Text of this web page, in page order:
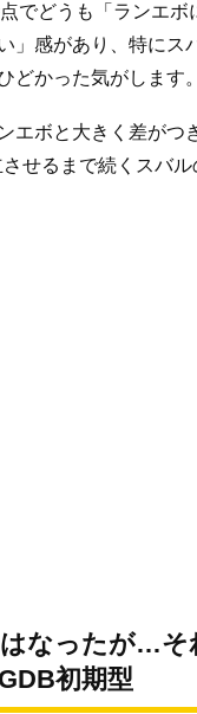
でどうも「ランエボ
」感があり、特にス
どかった気がします。
エボと大きく差がつ
せるまで続くスバ
なったが…そ
初期型